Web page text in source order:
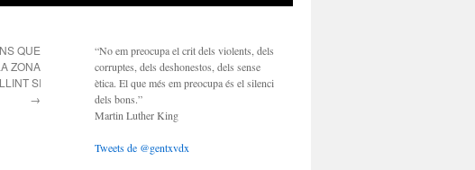
QUE
ZONA
SIGNATURES EN
→
“No em preocupa el crit dels violents, dels
corruptes, dels deshonestos, dels sense
ètica. El que més em preocupa és el silenci
dels bons.”
Martin Luther King
Tweets de @gentxvdx